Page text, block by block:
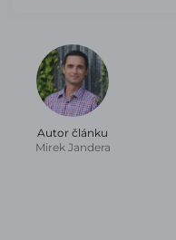
Autor článku
Mirek Jandera